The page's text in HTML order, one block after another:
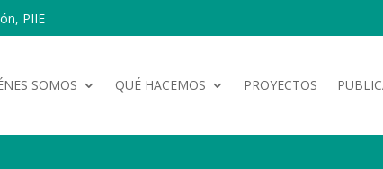
PIIE
SOMOS QUÉ HACEMOS PROYECTOS